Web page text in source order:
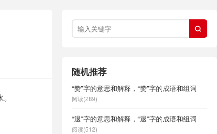

随机推荐
“赞”字的意思和解释，“赞”字的成语和组词
阅读(289)
“退”字的意思和解释，“退”字的成语和组词
阅读(512)